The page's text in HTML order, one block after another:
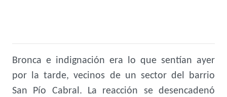
Bronca e indignación era lo que sentían ayer
por la tarde, vecinos de un sector del barrio
San Pío Cabral. La reacción se desencadenó